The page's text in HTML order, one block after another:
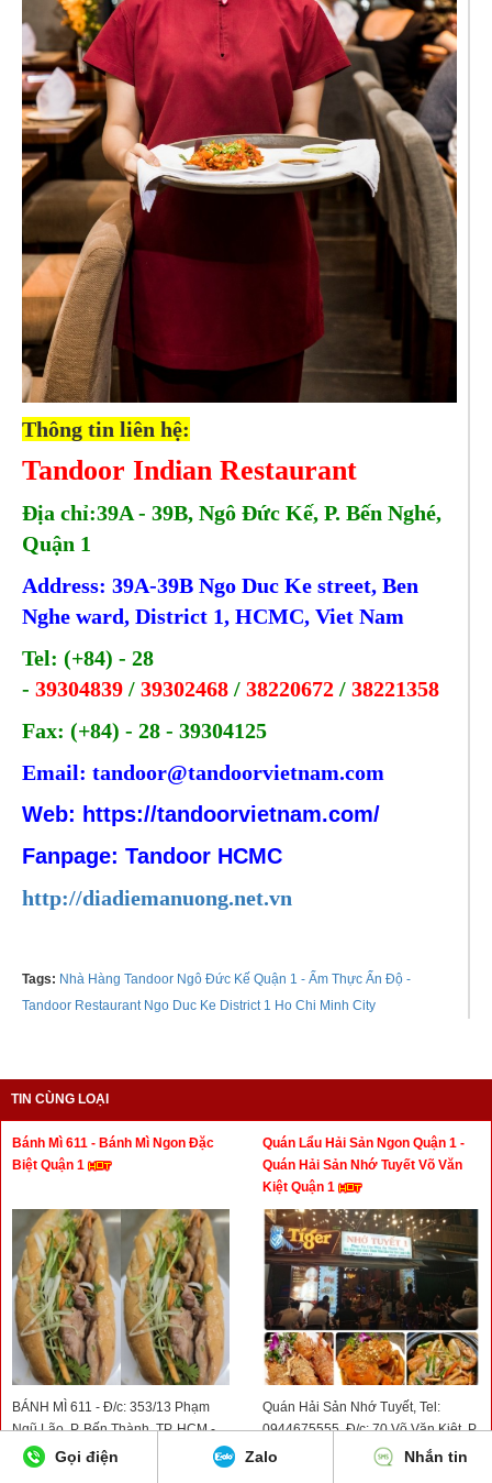
Thông tin liên hệ:
Tandoor Indian Restaurant
Địa chỉ:39A - 39B, Ngô Đức Kế, P. Bến Nghé,
Quận 1
Address: 39A-39B Ngo Duc Ke street, Ben
Nghe ward, District 1, HCMC, Viet Nam
Tel: (+84) - 28
- 39304839 / 39302468 / 38220672 / 38221358
Fax: (+84) - 28 - 39304125
Email: tandoor@tandoorvietnam.com
Web: https://tandoorvietnam.com/
Fanpage: Tandoor HCMC
http://diadiemanuong.net.vn
Tags: Nhà Hàng Tandoor Ngô Đức Kế Quận 1 - Ẩm Thực Ấn Độ -
Tandoor Restaurant Ngo Duc Ke District 1 Ho Chi Minh City
TIN CÙNG LOẠI
Bánh Mì 611 - Bánh Mì Ngon Đặc
Biệt Quận 1
BÁNH MÌ 611 - Đ/c: 353/13 Phạm
Ngũ Lão, P. Bến Thành, TP. HCM -
Hotline: 0936052570
Quán Lẩu Hải Sản Ngon Quận 1 -
Quán Hải Sản Nhớ Tuyết Võ Văn
Kiệt Quận 1
Quán Hải Sản Nhớ Tuyết, Tel:
0944675555, Đ/c: 70 Võ Văn Kiệt, P.
Nguyễn Thái Bình, Quận 1
Gọi điện Zalo Nhắn tin